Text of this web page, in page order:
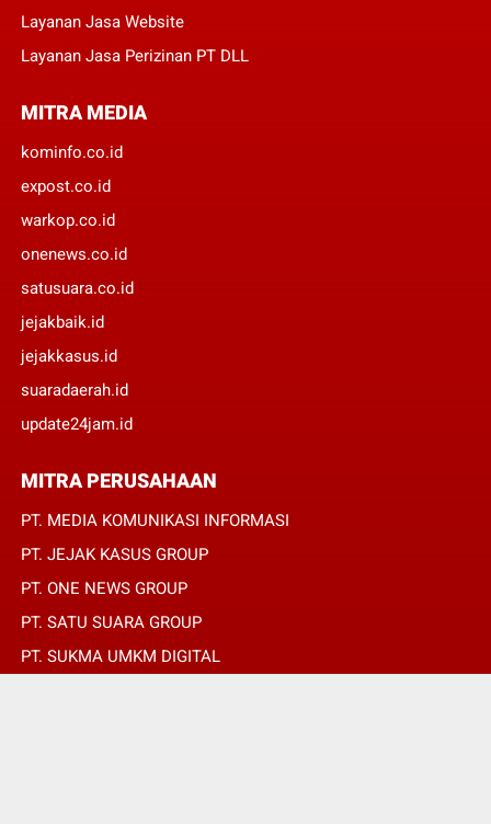
Layanan Jasa Website
Layanan Jasa Perizinan PT DLL
MITRA MEDIA
kominfo.co.id
expost.co.id
warkop.co.id
onenews.co.id
satusuara.co.id
jejakbaik.id
jejakkasus.id
suaradaerah.id
update24jam.id
MITRA PERUSAHAAN
PT. MEDIA KOMUNIKASI INFORMASI
PT. JEJAK KASUS GROUP
PT. ONE NEWS GROUP
PT. SATU SUARA GROUP
PT. SUKMA UMKM DIGITAL